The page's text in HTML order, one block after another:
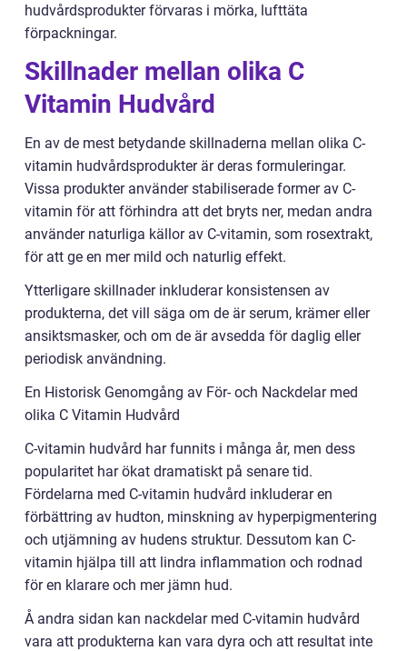
hudvårdsprodukter förvaras i mörka, lufttäta
förpackningar.
Skillnader mellan olika C
Vitamin Hudvård
En av de mest betydande skillnaderna mellan olika C-
vitamin hudvårdsprodukter är deras formuleringar.
Vissa produkter använder stabiliserade former av C-
vitamin för att förhindra att det bryts ner, medan andra
använder naturliga källor av C-vitamin, som rosextrakt,
för att ge en mer mild och naturlig effekt.
Ytterligare skillnader inkluderar konsistensen av
produkterna, det vill säga om de är serum, krämer eller
ansiktsmasker, och om de är avsedda för daglig eller
periodisk användning.
En Historisk Genomgång av För- och Nackdelar med
olika C Vitamin Hudvård
C-vitamin hudvård har funnits i många år, men dess
popularitet har ökat dramatiskt på senare tid.
Fördelarna med C-vitamin hudvård inkluderar en
förbättring av hudton, minskning av hyperpigmentering
och utjämning av hudens struktur. Dessutom kan C-
vitamin hjälpa till att lindra inflammation och rodnad
för en klarare och mer jämn hud.
Å andra sidan kan nackdelar med C-vitamin hudvård
vara att produkterna kan vara dyra och att resultat inte